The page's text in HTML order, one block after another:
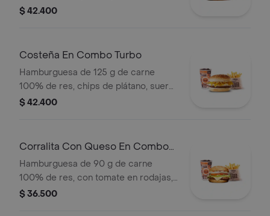
piña, lechuga, salsa blanca y salsa de
$ 42.400
Costeña En Combo Turbo
Hamburguesa de 125 g de carne
100% de res, chips de plátano, suero,
queso costeño rallado y salsa blanca
$ 42.400
Corralita Con Queso En Combo
Turbo
Hamburguesa de 90 g de carne
100% de res, con tomate en rodajas,
queso, cebolla en rodajas, lechuga,
$ 36.500